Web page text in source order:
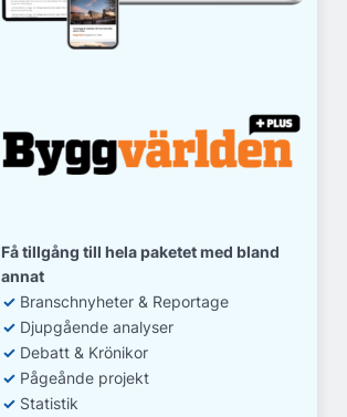
Få tillgång till hela paketet med bland
annat
✓ Branschnyheter & Reportage
✓ Djupgående analyser
✓ Debatt & Krönikor
✓ Pågeånde projekt
✓ Statistik